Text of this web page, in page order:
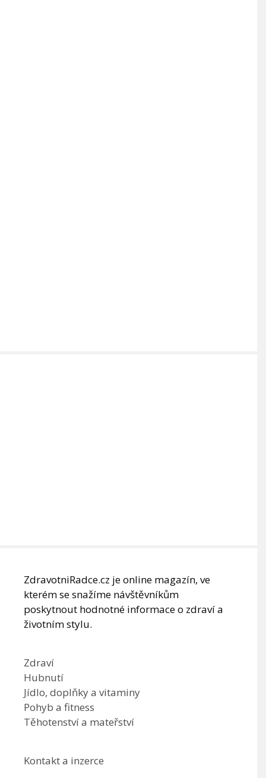
ZdravotniRadce.cz je online magazín, ve
kterém se snažíme návštěvníkům
poskytnout hodnotné informace o zdraví a
životním stylu.
Zdraví
Hubnutí
Jídlo, doplňky a vitaminy
Pohyb a fitness
Těhotenství a mateřství
Kontakt a inzerce